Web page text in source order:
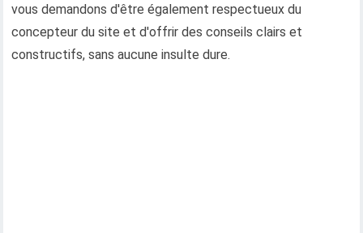
vous demandons d'être également respectueux du
concepteur du site et d'offrir des conseils clairs et
constructifs, sans aucune insulte dure.